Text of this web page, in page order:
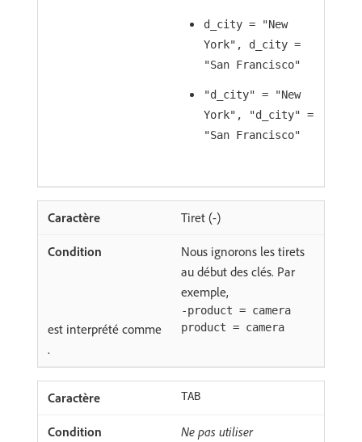
d_city = "New
York", d_city =
"San Francisco"
"d_city" = "New
York", "d_city" =
"San Francisco"
Tiret (-)
Nous ignorons les tirets
au début des clés. Par
exemple,
-product = camera
est interprété comme product = camera
.
TAB
Ne pas utiliser